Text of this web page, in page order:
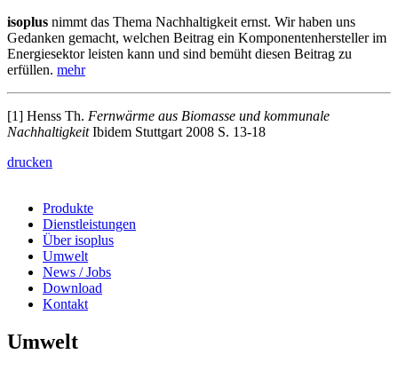
isoplus nimmt das Thema Nachhaltigkeit ernst. Wir haben uns
Gedanken gemacht, welchen Beitrag ein Komponentenhersteller im
Energiesektor leisten kann und sind bemüht diesen Beitrag zu
erfüllen. mehr
[1] Henss Th. Fernwärme aus Biomasse und kommunale
NachhaltigkeitIbidem Stuttgart 2008 S. 13-18
drucken
Produkte
Dienstleistungen
Über isoplus
Umwelt
News / Jobs
Download
Kontakt
Umwelt